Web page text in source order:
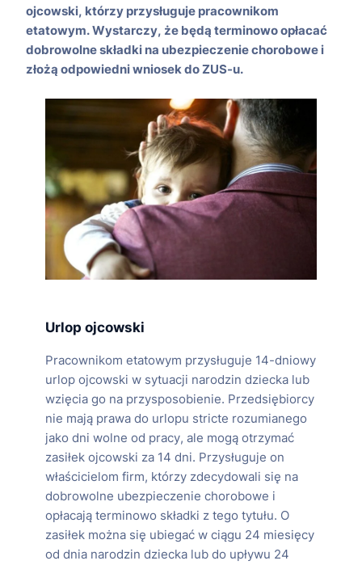
ojcowski, którzy przysługuje pracownikom
etatowym. Wystarczy, że będą terminowo opłacać
dobrowolne składki na ubezpieczenie chorobowe i
złożą odpowiedni wniosek do ZUS-u.
Urlop ojcowski
Pracownikom etatowym przysługuje 14-dniowy
urlop ojcowski w sytuacji narodzin dziecka lub
wzięcia go na przysposobienie. Przedsiębiorcy
nie mają prawa do urlopu stricte rozumianego
jako dni wolne od pracy, ale mogą otrzymać
zasiłek ojcowski za 14 dni. Przysługuje on
właścicielom firm, którzy zdecydowali się na
dobrowolne ubezpieczenie chorobowe i
opłacają terminowo składki z tego tytułu. O
zasiłek można się ubiegać w ciągu 24 miesięcy
od dnia narodzin dziecka lub do upływu 24